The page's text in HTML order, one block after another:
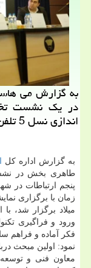
به گزارش می
در یك نشست
اندازی نسل 5 تلفن همراه در ایران پرداخت.
به گزارش اداره كل
طاهری بخش در
زمان با برگزاری
میلاد برگزار شد،
فكر آماده و فراهم
نمود: اولین مبحث
معاون فنی و توسعه